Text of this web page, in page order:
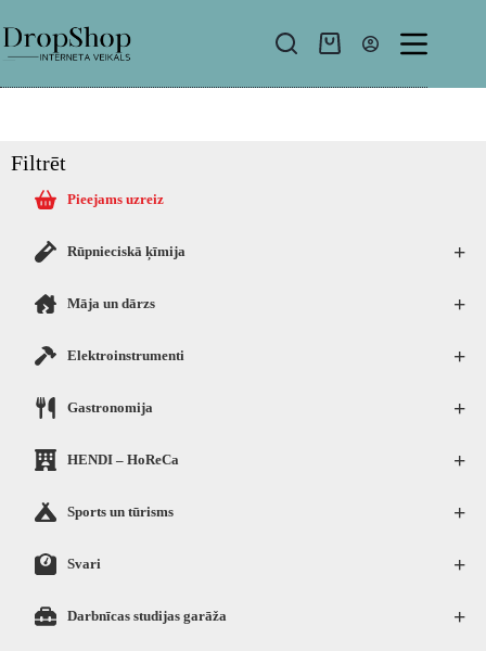
Filtrēt
Pieejams uzreiz
+
Rūpnieciskā ķīmija
+
Māja un dārzs
+
Elektroinstrumenti
+
Gastronomija
+
HENDI – HoReCa
+
Sports un tūrisms
+
Svari
+
Darbnīcas studijas garāža